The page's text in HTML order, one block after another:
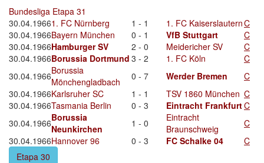
Bundesliga Etapa 31
30.04.19661. FC Nürnberg 1 - 1 1. FC KaiserslauternC
30.04.1966Bayern München 0 - 1 VfB Stuttgart
C
30.04.1966Hamburger SV 2 - 0 Meidericher SV
C
30.04.1966Borussia Dortmund 3 - 2 1. FC Köln
C
30.04.1966Borussia
Mönchengladbach
0 - 7 Werder Bremen
C
30.04.1966Karlsruher SC 1 - 1 TSV 1860 München C
30.04.1966Tasmania Berlin 0 - 3 Eintracht FrankfurtC
30.04.1966Borussia
Neunkirchen
1 - 0
Eintracht
Braunschweig
C
30.04.1966Hannover 96 0 - 3 FC Schalke 04
C
Etapa 30